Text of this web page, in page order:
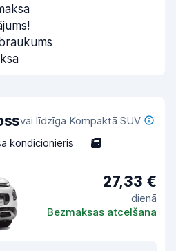
vai līdzīga Kompaktā SUV
kondicionieris 5
27,33 €
dienā
Bezmaksas atcelšana